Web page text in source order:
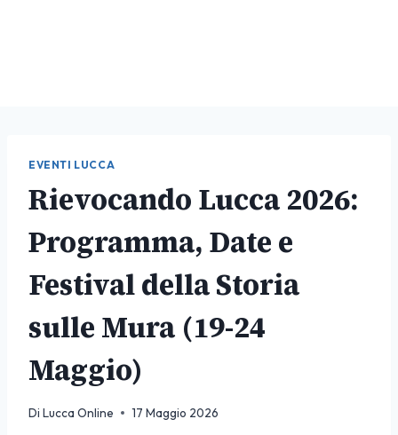
EVENTI LUCCA
Rievocando Lucca 2026:
Programma, Date e
Festival della Storia
sulle Mura (19-24
Maggio)
Di Lucca Online 17 Maggio 2026